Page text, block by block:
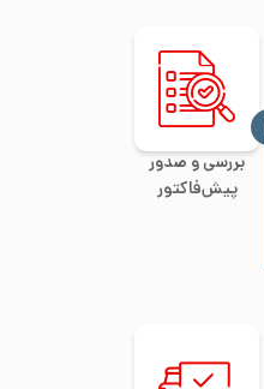
بررسی و صدور
پیش‌فاکتور